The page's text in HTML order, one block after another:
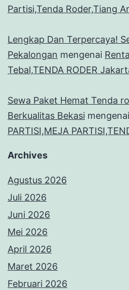
Partisi,Tenda Roder,Tiang
Lengkap Dan Terpercaya!
Pekalongan mengenai
Tebal,TENDA RODER
Sewa Paket Hemat Tenda
Berkualitas Bekasi mengenai
PARTISI,MEJA
Archives
Agustus 2026
Juli 2026
Juni 2026
Mei 2026
April 2026
Maret 2026
Februari 2026